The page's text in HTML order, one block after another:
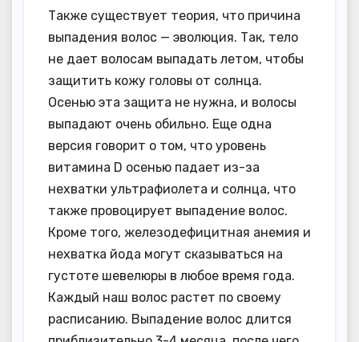
Также существует теория, что причина
выпадения волос — эволюция. Так, тело
не дает волосам выпадать летом, чтобы
защитить кожу головы от солнца.
Осенью эта защита не нужна, и волосы
выпадают очень обильно. Еще одна
версия говорит о том, что уровень
витамина D осенью падает из-за
нехватки ультрафиолета и солнца, что
также провоцирует выпадение волос.
Кроме того, железодефицитная анемия и
нехватка йода могут сказываться на
густоте шевелюры в любое время года.
Каждый наш волос растет по своему
расписанию. Выпадение волос длится